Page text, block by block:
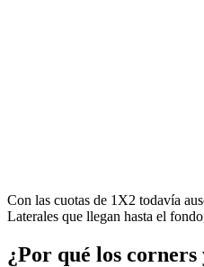
Con las cuotas de 1X2 todavía
Laterales que llegan hasta el
¿Por qué los corners